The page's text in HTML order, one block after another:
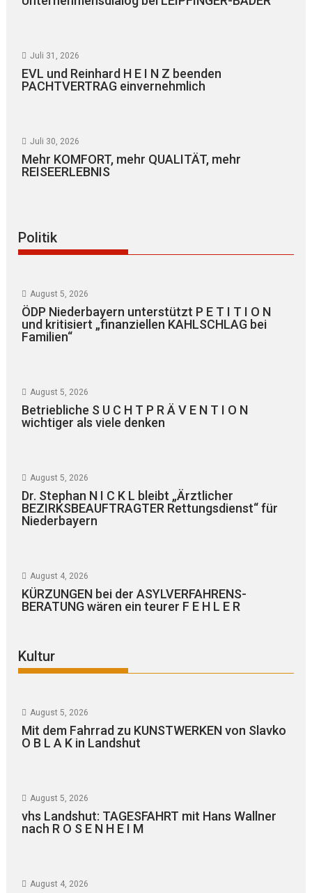
Juli 31, 2026
EVL und Reinhard H E I N Z beenden
PACHTVERTRAG einvernehmlich
Juli 30, 2026
Mehr KOMFORT, mehr QUALITÄT, mehr
REISEERLEBNIS
Politik
August 5, 2026
ÖDP Niederbayern unterstützt P E T I T I O N
und kritisiert „finanziellen KAHLSCHLAG bei
Familien“
August 5, 2026
Betriebliche S U C H T P R Ä V E N T I O N
wichtiger als viele denken
August 5, 2026
Dr. Stephan N I C K L bleibt „Ärztlicher
BEZIRKSBEAUFTRAGTER Rettungsdienst“ für
Niederbayern
August 4, 2026
KÜRZUNGEN bei der ASYLVERFAHRENS-
BERATUNG wären ein teurer F E H L E R
Kultur
August 5, 2026
Mit dem Fahrrad zu KUNSTWERKEN von Slavko
O B L A K in Landshut
August 5, 2026
vhs Landshut: TAGESFAHRT mit Hans Wallner
nach R O S E N H E I M
August 4, 2026